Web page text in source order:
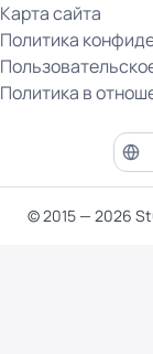
Карта сайта
Политика
Политика в
© 2015 — 2026